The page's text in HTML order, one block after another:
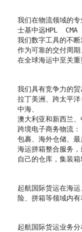
我们在物流领域的
士基中远HPL CMA
我们数字工具的不断
作为可靠的交付周
在全球海运中至关重
我们具有竞争力的贸
拉丁美洲、跨太平
中海、
澳大利亚和新西兰
跨境电子商务物流
包裹、海外仓储、
海运拼箱整合服务
自己的仓库，集装
起航国际货运在海
险、拼箱等领域内有
起航国际货运业务